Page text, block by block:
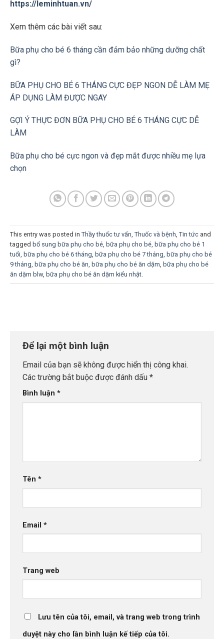
https://leminhtuan.vn/
Xem thêm các bài viết sau:
Bữa phụ cho bé 6 tháng cần đảm bảo những dưỡng chất
gì?
BỮA PHỤ CHO BÉ 6 THÁNG CỰC ĐẸP NGON DỄ LÀM MẸ
ÁP DỤNG LÀM ĐƯỢC NGAY
GỢI Ý THỰC ĐƠN BỮA PHỤ CHO BÉ 6 THÁNG CỰC DỄ
LÀM
Bữa phụ cho bé cực ngon và đẹp mắt được nhiều mẹ lựa
chọn
This entry was posted in Thầy thuốc tư vấn Thuốc và bệnh Tin tức and
tagged bổ sung bữa phụ cho bé bữa phụ cho bé bữa phụ cho bé 1
tuổi bữa phụ cho bé 6 tháng bữa phụ cho bé 7 tháng bữa phụ cho bé
9 tháng bữa phụ cho bé ăn bữa phụ cho bé ăn dặm bữa phụ cho bé
ăn dặm blw, bữa phụ cho bé ăn dặm kiểu nhật
Để lại một bình luận
Email của bạn sẽ không được hiển thị công khai.
Các trường bắt buộc được đánh dấu *
Bình luận *
Tên *
Email *
Trang web
Lưu tên của tôi, email, và trang web trong trình
duyệt này cho lần bình luận kế tiếp của tôi.